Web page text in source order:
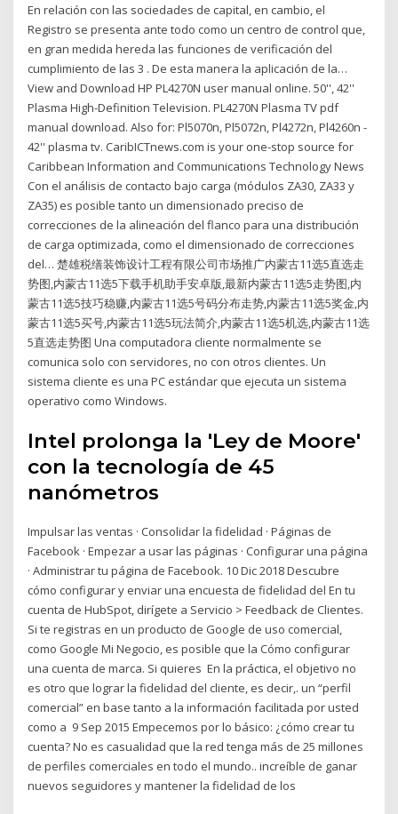
En relación con las sociedades de capital, en cambio, el
Registro se presenta ante todo como un centro de control que,
en gran medida hereda las funciones de verificación del
cumplimiento de las 3 . De esta manera la aplicación de la…
View and Download HP PL4270N user manual online. 50'', 42''
Plasma High-Definition Television. PL4270N Plasma TV pdf
manual download. Also for: Pl5070n, Pl5072n, Pl4272n, Pl4260n -
42'' plasma tv. CaribICTnews.com is your one-stop source for
Caribbean Information and Communications Technology News
Con el análisis de contacto bajo carga (módulos ZA30, ZA33 y
ZA35) es posible tanto un dimensionado preciso de
correcciones de la alineación del flanco para una distribución
de carga optimizada, como el dimensionado de correcciones
del… 楚雄税缮装饰设计工程有限公司市场推广内蒙古11选5直选走
势图,内蒙古11选5下载手机助手安卓版,最新内蒙古11选5走势图,内
蒙古11选5技巧稳赚,内蒙古11选5号码分布走势,内蒙古11选5奖金,内
蒙古11选5买号,内蒙古11选5玩法简介,内蒙古11选5机选,内蒙古11选
5直选走势图 Una computadora cliente normalmente se
comunica solo con servidores, no con otros clientes. Un
sistema cliente es una PC estándar que ejecuta un sistema
operativo como Windows.
Intel prolonga la 'Ley de Moore'
con la tecnología de 45
nanómetros
Impulsar las ventas · Consolidar la fidelidad · Páginas de
Facebook · Empezar a usar las páginas · Configurar una página
· Administrar tu página de Facebook. 10 Dic 2018 Descubre
cómo configurar y enviar una encuesta de fidelidad del En tu
cuenta de HubSpot, dirígete a Servicio > Feedback de Clientes.
Si te registras en un producto de Google de uso comercial,
como Google Mi Negocio, es posible que la Cómo configurar
una cuenta de marca. Si quieres En la práctica, el objetivo no
es otro que lograr la fidelidad del cliente, es decir,. un “perfil
comercial” en base tanto a la información facilitada por usted
como a 9 Sep 2015 Empecemos por lo básico: ¿cómo crear tu
cuenta? No es casualidad que la red tenga más de 25 millones
de perfiles comerciales en todo el mundo.. increíble de ganar
nuevos seguidores y mantener la fidelidad de los